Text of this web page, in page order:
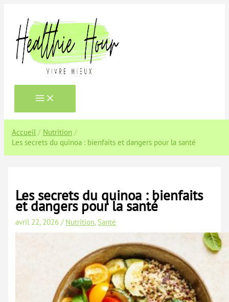
contenu
Accueil
Nutrition
Les secrets du quinoa : bienfaits et dangers pour la santé
Les secrets du quinoa : bienfaits
et dangers pour la santé
avril 22, 2026/ Nutrition, Santé